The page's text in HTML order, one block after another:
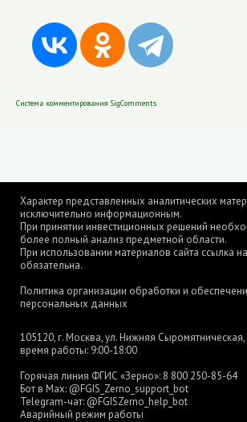
Система комментирования SigComments
Характер представленных аналитических
исключительно информационным.
При принятии инвестиционных решений
более полный анализ предметной области.
При использовании материалов сайта ссылка
обязательна.
Политика организации обработки и
персональных данных
105120, г. Москва, ул. Нижняя Сыромятническая,
время работы: 9:00-18:00
Горячая линия ФГИС «Зерно»: 8 800 250-85-64
Бот в Max: @FGIS_Zerno_support_bot
Telegram-чат: @FGISZerno_help_bot
Аварийный режим работы